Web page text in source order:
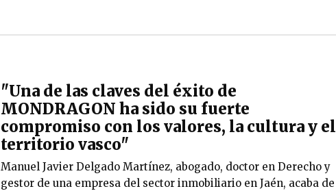
"Una de las claves del éxito de
MONDRAGON ha sido su fuerte
compromiso con los valores, la cultura y el
territorio vasco"
Manuel Javier Delgado Martínez, abogado, doctor en Derecho y
gestor de una empresa del sector inmobiliario en Jaén, acaba de